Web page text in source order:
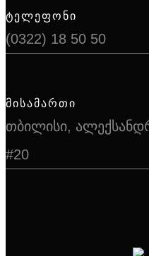
ᲢᲔᲚᲔᲤᲝᲜᲘ
(0322) 18 50 50
ᲛᲘᲡᲐᲛᲐᲠᲗᲘ
თბილისი,
#20